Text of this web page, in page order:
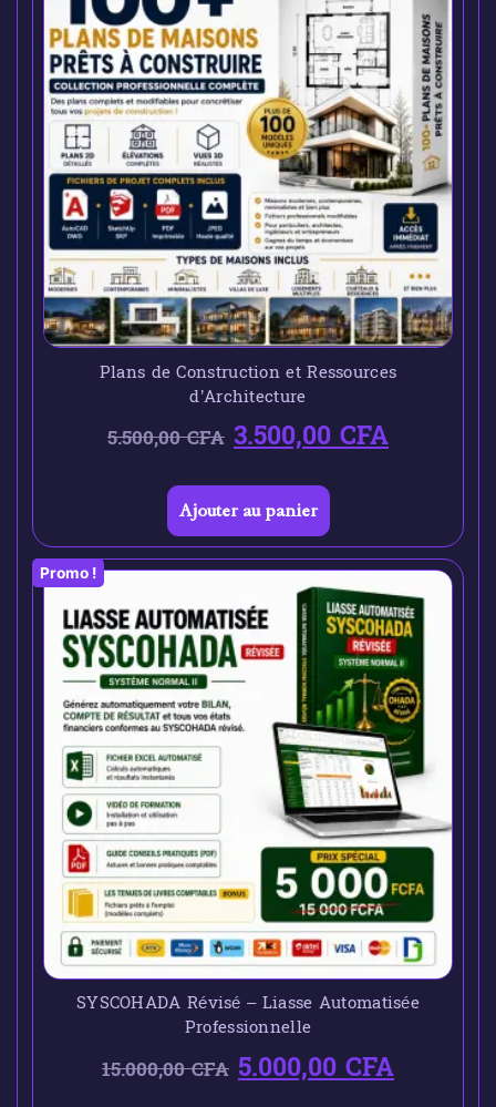
Plans de Construction et Ressources
d’Architecture
5.500,00CFA 3.500,00CFA
Ajouter au panier
Promo !
SYSCOHADA Révisé – Liasse Automatisée
Professionnelle
15.000,00CFA 5.000,00CFA